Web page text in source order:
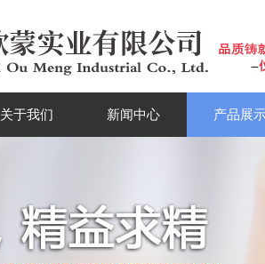
关于我们 新闻中心 产品展